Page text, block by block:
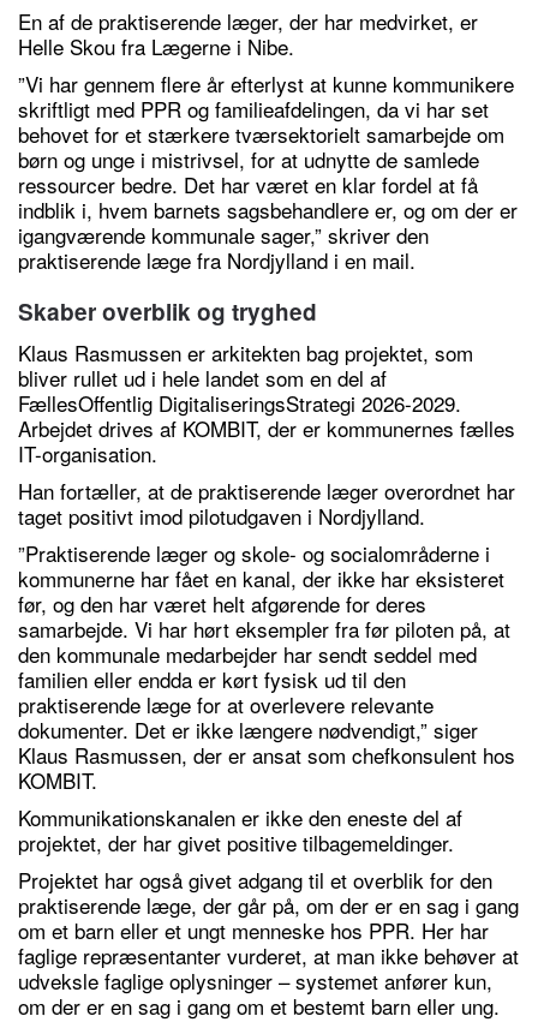
En af de praktiserende læger, der har medvirket, er
Helle Skou fra Lægerne i Nibe.
”Vi har gennem flere år efterlyst at kunne kommunikere
skriftligt med PPR og familieafdelingen, da vi har set
behovet for et stærkere tværsektorielt samarbejde om
børn og unge i mistrivsel, for at udnytte de samlede
ressourcer bedre. Det har været en klar fordel at få
indblik i, hvem barnets sagsbehandlere er, og om der er
igangværende kommunale sager,” skriver den
praktiserende læge fra Nordjylland i en mail.
Skaber overblik og tryghed
Klaus Rasmussen er arkitekten bag projektet, som
bliver rullet ud i hele landet som en del af
FællesOffentlig DigitaliseringsStrategi 2026-2029.
Arbejdet drives af KOMBIT, der er kommunernes fælles
IT-organisation.
Han fortæller, at de praktiserende læger overordnet har
taget positivt imod pilotudgaven i Nordjylland.
”Praktiserende læger og skole- og socialområderne i
kommunerne har fået en kanal, der ikke har eksisteret
før, og den har været helt afgørende for deres
samarbejde. Vi har hørt eksempler fra før piloten på, at
den kommunale medarbejder har sendt seddel med
familien eller endda er kørt fysisk ud til den
praktiserende læge for at overlevere relevante
dokumenter. Det er ikke længere nødvendigt,” siger
Klaus Rasmussen, der er ansat som chefkonsulent hos
KOMBIT.
Kommunikationskanalen er ikke den eneste del af
projektet, der har givet positive tilbagemeldinger.
Projektet har også givet adgang til et overblik for den
praktiserende læge, der går på, om der er en sag i gang
om et barn eller et ungt menneske hos PPR. Her har
faglige repræsentanter vurderet, at man ikke behøver at
udveksle faglige oplysninger – systemet anfører kun,
om der er en sag i gang om et bestemt barn eller ung.